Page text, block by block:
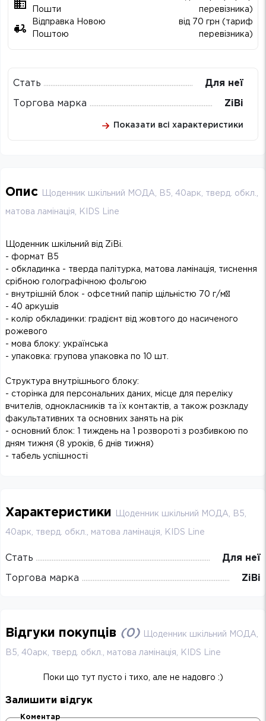
Пошти
перевізника)
Відправка Новою
Поштою
від 70 грн (тариф
перевізника)
Стать Для неї
Торгова марка ZiBi
Показати всі характеристики
Опис Щоденник шкільний МОДА, В5, 40арк, тверд. обкл.,
матова ламінація, KIDS Line
Щоденник шкільний від ZiBi.
- формат В5
- обкладинка - тверда палітурка, матова ламінація, тиснення
срібною голографічною фольгою
- внутрішній блок - офсетний папір щільністю 70 г/м²
- 40 аркушів
- колір обкладинки: градієнт від жовтого до насиченого
рожевого
- мова блоку: українська
- упаковка: групова упаковка по 10 шт.
Структура внутрішнього блоку:
- сторінка для персональних даних, місце для переліку
вчителів, однокласників та їх контактів, а також розкладу
факультативних та основних занять на рік
- основний блок: 1 тиждень на 1 розвороті з розбивкою по
дням тижня (8 уроків, 6 днів тижня)
- табель успішності
Характеристики Щоденник шкільний МОДА, В5,
40арк, тверд. обкл., матова ламінація, KIDS Line
Стать Для неї
Торгова марка ZiBi
Відгуки покупців (0) Щоденник шкільний МОДА,
В5, 40арк, тверд. обкл., матова ламінація, KIDS Line
Поки що тут пусто і тихо, але не надовго :)
Залишити відгук
Коментар